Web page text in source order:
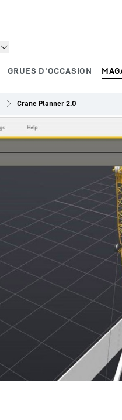
GRUES D'OCCASION
Crane Planner 2.0